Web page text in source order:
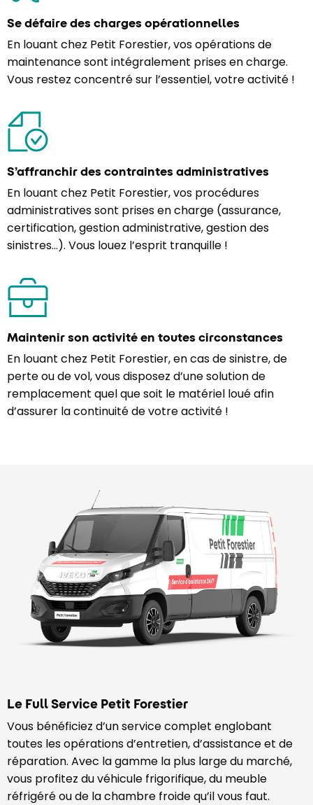
Se défaire des charges opérationnelles
En louant chez Petit Forestier, vos opérations de
maintenance sont intégralement prises en charge.
Vous restez concentré sur l’essentiel, votre activité !
S’affranchir des contraintes administratives
En louant chez Petit Forestier, vos procédures
administratives sont prises en charge (assurance,
certification, gestion administrative, gestion des
sinistres…). Vous louez l’esprit tranquille !
Maintenir son activité en toutes circonstances
En louant chez Petit Forestier, en cas de sinistre, de
perte ou de vol, vous disposez d’une solution de
remplacement quel que soit le matériel loué afin
d’assurer la continuité de votre activité !
Le Full Service Petit Forestier
Vous bénéficiez d’un service complet englobant
toutes les opérations d’entretien, d’assistance et de
réparation. Avec la gamme la plus large du marché,
vous profitez du véhicule frigorifique, du meuble
réfrigéré ou de la chambre froide qu’il vous faut.